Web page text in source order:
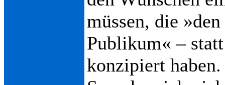
müssen, die
Publikum« –
konzipiert